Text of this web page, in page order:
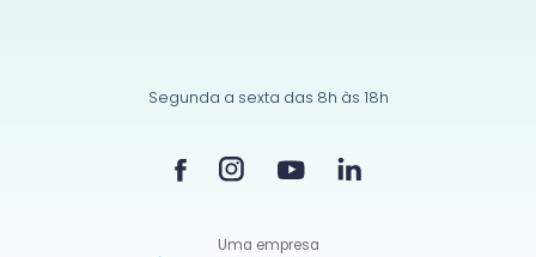
Segunda a sexta das 8h às 18h
Uma empresa